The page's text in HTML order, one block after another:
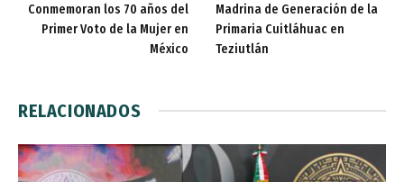
Conmemoran los 70 años del
Primer Voto de la Mujer en
México
Madrina de Generación de la
Primaria Cuitláhuac en
Teziutlán
RELACIONADOS